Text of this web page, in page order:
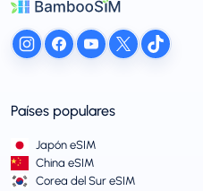
Países populares
Japón eSIM
China eSIM
Corea del Sur eSIM